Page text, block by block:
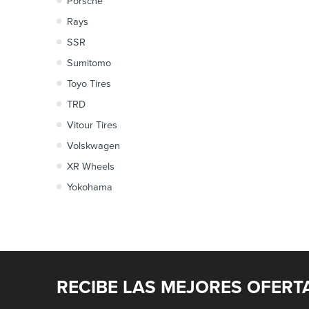
Rays
SSR
Sumitomo
Toyo Tires
TRD
Vitour Tires
Volskwagen
XR Wheels
Yokohama
RECIBE LAS MEJORES